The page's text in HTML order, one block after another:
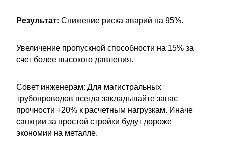
Результат: Снижение риска аварий на 95%.
Увеличение пропускной способности на 15% за
счет более высокого давления.
Совет инженерам: Для магистральных
трубопроводов всегда закладывайте запас
прочности +20% к расчетным нагрузкам. Иначе
санкции за простой стройки будут дороже
экономии на металле.